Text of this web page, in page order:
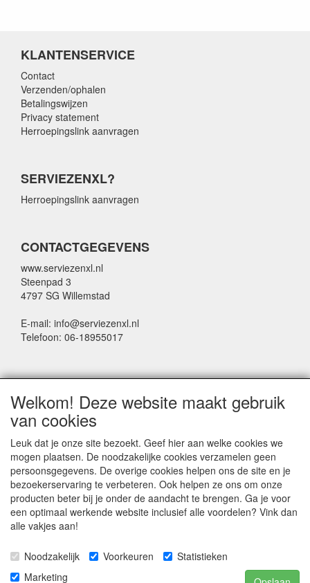
KLANTENSERVICE
Contact
Verzenden/ophalen
Betalingswijzen
Privacy statement
Herroepingslink aanvragen
SERVIEZENXL?
Herroepingslink aanvragen
CONTACTGEGEVENS
www.serviezenxl.nl
Steenpad 3
4797 SG Willemstad
E-mail: info@serviezenxl.nl
Telefoon: 06-18955017
Voornaam
Achternaam
E-mail
Welkom! Deze website maakt gebruik
van cookies
Leuk dat je onze site bezoekt. Geef hier aan welke cookies we
mogen plaatsen. De noodzakelijke cookies verzamelen geen
persoonsgegevens. De overige cookies helpen ons de site en je
bezoekerservaring te verbeteren. Ook helpen ze ons om onze
producten beter bij je onder de aandacht te brengen. Ga je voor
een optimaal werkende website inclusief alle voordelen? Vink dan
alle vakjes aan!
Noodzakelijk Voorkeuren
Statistieken
Marketing